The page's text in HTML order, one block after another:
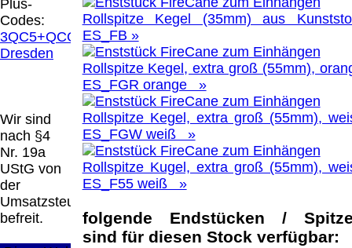
Plus-
Codes:
3QC5+QCG
Dresden
Wir sind
nach §4
Nr. 19a
UStG von
der
Umsatzsteuer
befreit.
Rollspitze Kegel (35mm) aus
ES_FB »
Rollspitze Kegel, extra groß (55mm),
ES_FGR orange »
Rollspitze Kegel, extra groß (55mm),
ES_FGW weiß »
Rollspitze Kugel, extra groß (55mm),
ES_F55 weiß »
folgende Endstücken /
sind für diesen Stock verfügbar:
gelinkten Seiten auf unserer Homepage und
machen uns diese Inhalte nicht zu eigen.
Diese Erklärung gilt für alle auf unserer
Homepage angebrachten Links.
Die Europäische Kommission stellt eine
Plattform zur Online-Streitbeilegung (OS)
bereit. Die Plattform finden Sie unter
http://ec.europa.eu/consumers/odr/
Unsere E-
Mailadresse lautet:info@meteor.vision
Seitenanfang Impressum AGB Widerruf
Datenschutz Urheberrechte Kontakt
Links
Katalog (PDF)
Sitemap
große Anzeige Schließen X